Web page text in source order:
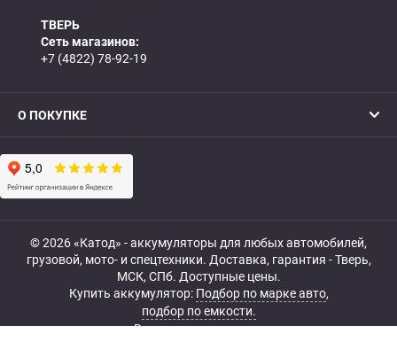
ТВЕРЬ
Сеть магазинов:
+7 (4822) 78-92-19
О ПОКУПКЕ
© 2026 «Катод» - аккумуляторы для любых автомобилей,
грузовой, мото- и спецтехники. Доставка, гарантия - Тверь,
МСК, СПб. Доступные цены.
Купить аккумулятор: Подбор по марке авто,
подбор по емкости.
Все права защищены.